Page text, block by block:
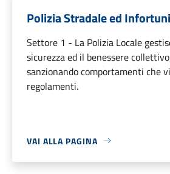
Polizia Stradale ed
Settore 1 - La Polizia Locale
sicurezza ed il benessere
sanzionando comportamenti che
regolamenti.
VAI ALLA PAGINA